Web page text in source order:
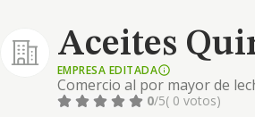
Aceites
EMPRESA EDITADA
Comercio al por mayor de
0/5( 0 votos)